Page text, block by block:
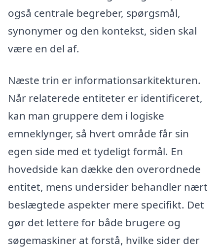
også centrale begreber, spørgsmål,
synonymer og den kontekst, siden skal
være en del af.
Næste trin er informationsarkitekturen.
Når relaterede entiteter er identificeret,
kan man gruppere dem i logiske
emneklynger, så hvert område får sin
egen side med et tydeligt formål. En
hovedside kan dække den overordnede
entitet, mens undersider behandler nært
beslægtede aspekter mere specifikt. Det
gør det lettere for både brugere og
søgemaskiner at forstå, hvilke sider der